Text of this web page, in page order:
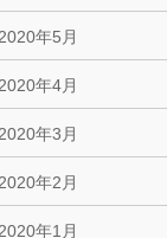
2020年5月
2020年4月
2020年3月
2020年2月
2020年1月